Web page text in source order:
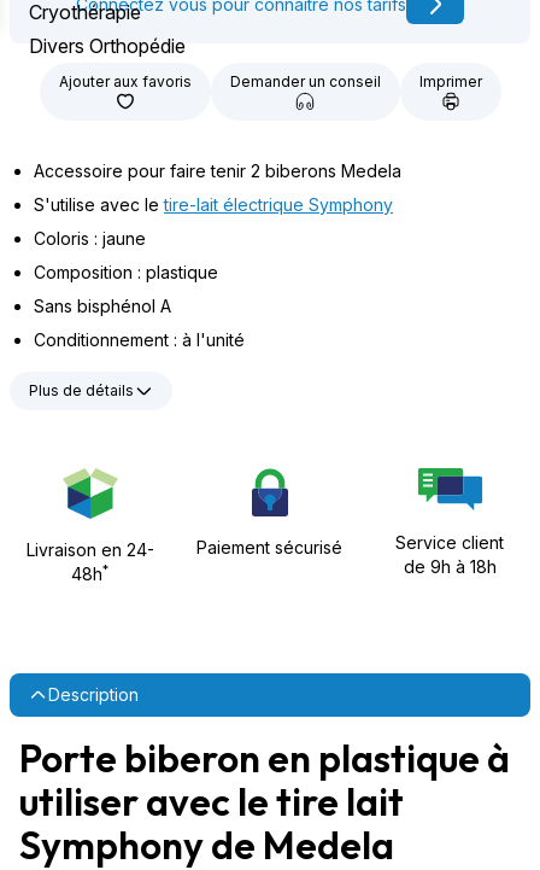
Cryothérapie
Divers Orthopédie
Connectez vous pour connaître nos tarifs
Ajouter aux favoris Demander un conseil Imprimer
Accessoire pour faire tenir 2 biberons Medela
S'utilise avec letire-lait électrique Symphony
Coloris : jaune
Composition : plastique
Sans bisphénol A
Conditionnement : à l'unité
Plus de détails
Livraison en 24-
48h*
Paiement sécurisé
Service client
de 9h à 18h
Description
Porte biberon en plastique à
utiliser avec le tire lait
Symphony de Medela